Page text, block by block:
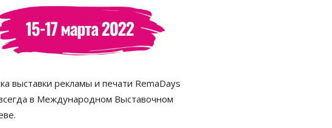
выставки рекламы и печати RemaDays
в Международном Выставочном